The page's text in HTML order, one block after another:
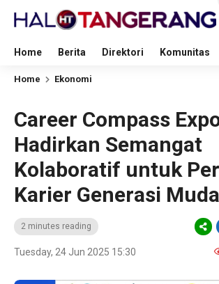
Home Berita Direktori Komunitas
Home Ekonomi
Career Compass
Hadirkan Semangat
Kolaboratif untuk
Karier Generasi Muda
2 minutes reading
Tuesday, 24 Jun 2025 15:30